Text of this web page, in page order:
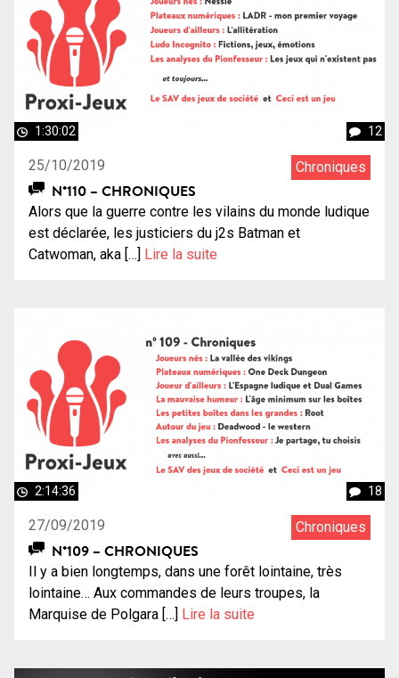
1:30:02 12
25/10/2019 Chroniques
N°110 – CHRONIQUES
Alors que la guerre contre les vilains du monde ludique
est déclarée, les justiciers du j2s Batman et
Catwoman, aka […] Lire la suite
2:14:36 18
27/09/2019 Chroniques
N°109 – CHRONIQUES
Il y a bien longtemps, dans une forêt lointaine, très
lointaine… Aux commandes de leurs troupes, la
Marquise de Polgara […]
Lire la suite